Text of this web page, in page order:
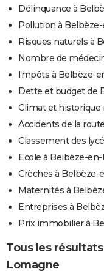
Délinquance à
Pollution à
Risques naturels à
Nombre de
Impôts à Belbèze-
Dette et budget de
Climat et
Accidents de la
Classement des
Ecole à Belbèze-
Crèches à Belbèze-
Maternités à
Entreprises à
Prix immobilier à
Tous les
Lomagne